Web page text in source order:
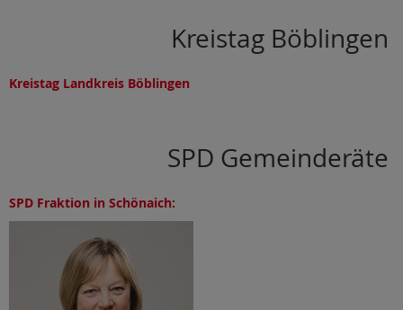
Kreistag Böblingen
Kreistag Landkreis Böblingen
SPD Gemeinderäte
SPD Fraktion in Schönaich: